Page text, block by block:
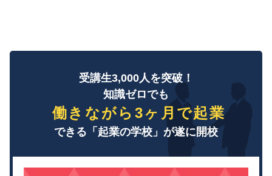
受講生3,000人を突破！
知識ゼロでも
働きながら3ヶ月で起業
できる「起業の学校」が遂に開校